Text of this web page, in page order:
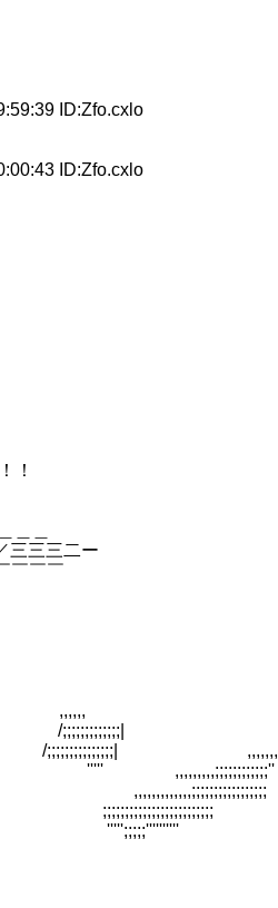
ID:Zfo.cxlo
ID:Zfo.cxlo
＿
三三二ー
￣￣
) /;;;;;;;;;;;;;;;| ,,,,,,,
,,,,,,,,,;;;;;;;;;;;;''